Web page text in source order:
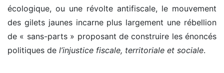
écologique, ou une révolte antifiscale, le mouvement
des gilets jaunes incarne plus largement une rébellion
de « sans-parts » proposant de construire les énoncés
politiques de l’injustice fiscale, territoriale et sociale.